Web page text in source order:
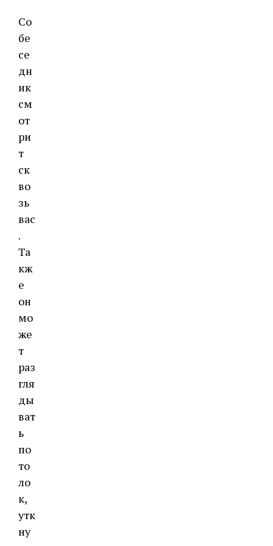
Со
бе
се
дн
ик
см
от
ри
т
ск
во
зь
вас
.
Та
кж
е
он
мо
же
т
раз
гля
ды
ват
ь
по
то
ло
к,
утк
ну